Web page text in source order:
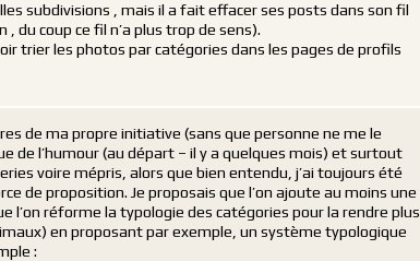
subdivisions , mais il a fait effacer ses posts dans son fil
du coup ce fil n’a plus trop de sens).
trier les photos par catégories dans les pages de profils
de ma propre initiative (sans que personne ne me le
de l’humour (au départ – il y a quelques mois) et surtout
voire mépris, alors que bien entendu, j’ai toujours été
de proposition. Je proposais que l’on ajoute au moins une
l’on réforme la typologie des catégories pour la rendre plus
en proposant par exemple, un système typologique
: